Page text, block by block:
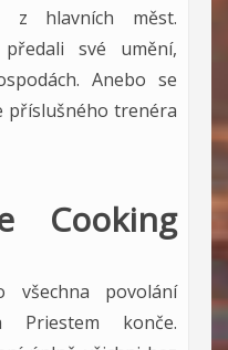
z hlavních měst.
své umění,
Anebo se
příslušného trenéra
Cooking
povolání
Priestem konče.